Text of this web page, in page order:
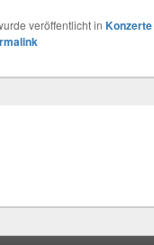
veröffentlicht in Konzerte